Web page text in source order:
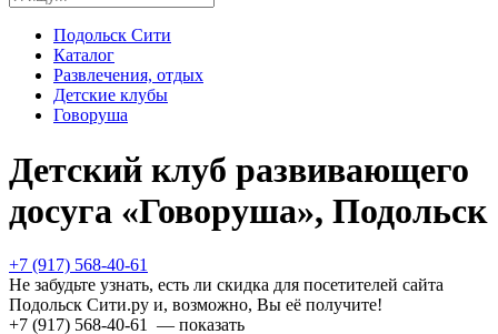
Подольск Сити
Каталог
Развлечения, отдых
Детские клубы
Говоруша
Детский клуб развивающего
досуга «Говоруша», Подольск
+7 (917) 568-40-61
Не забудьте узнать, есть ли скидка для посетителей сайта
Подольск Сити.ру и, возможно, Вы её получите!
+7 (917) 568-40-61
— показать